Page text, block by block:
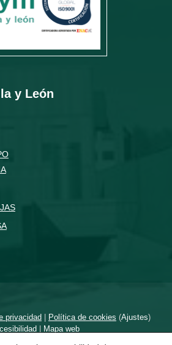
y León
privacidad| Política de cookies (Ajustes)
| Mapa web